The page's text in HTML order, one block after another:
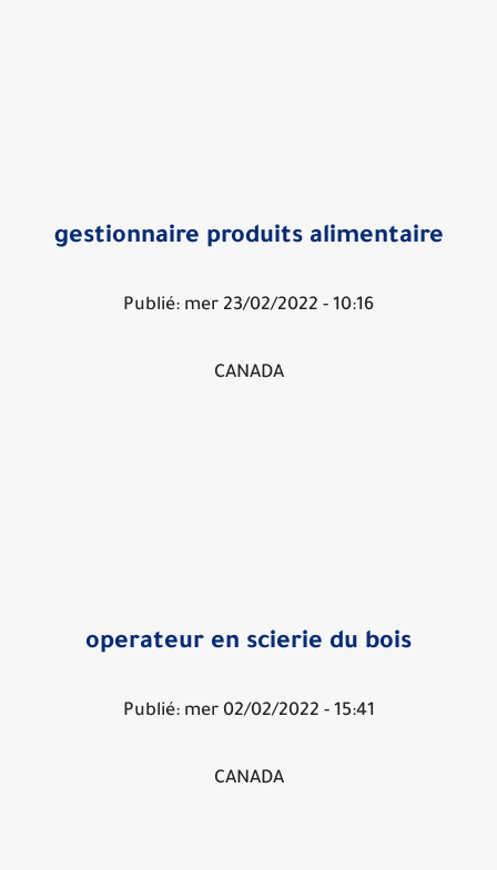
gestionnaire produits alimentaire
Publié: mer 23/02/2022 - 10:16
CANADA
operateur en scierie du bois
Publié: mer 02/02/2022 - 15:41
CANADA